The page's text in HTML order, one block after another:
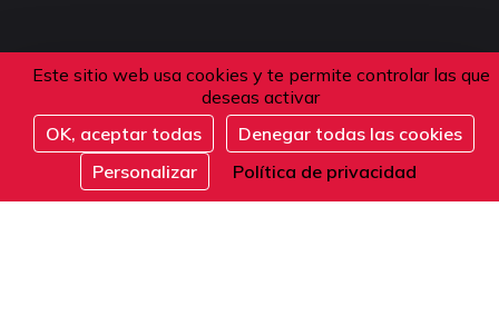
Este sitio web usa cookies y te permite controlar las que
deseas activar
OK, aceptar todas
Denegar todas las cookies
Personalizar
Política de privacidad
Inscribirse
Dirección
101 boulevard Raspail
75006 Paris
Francia